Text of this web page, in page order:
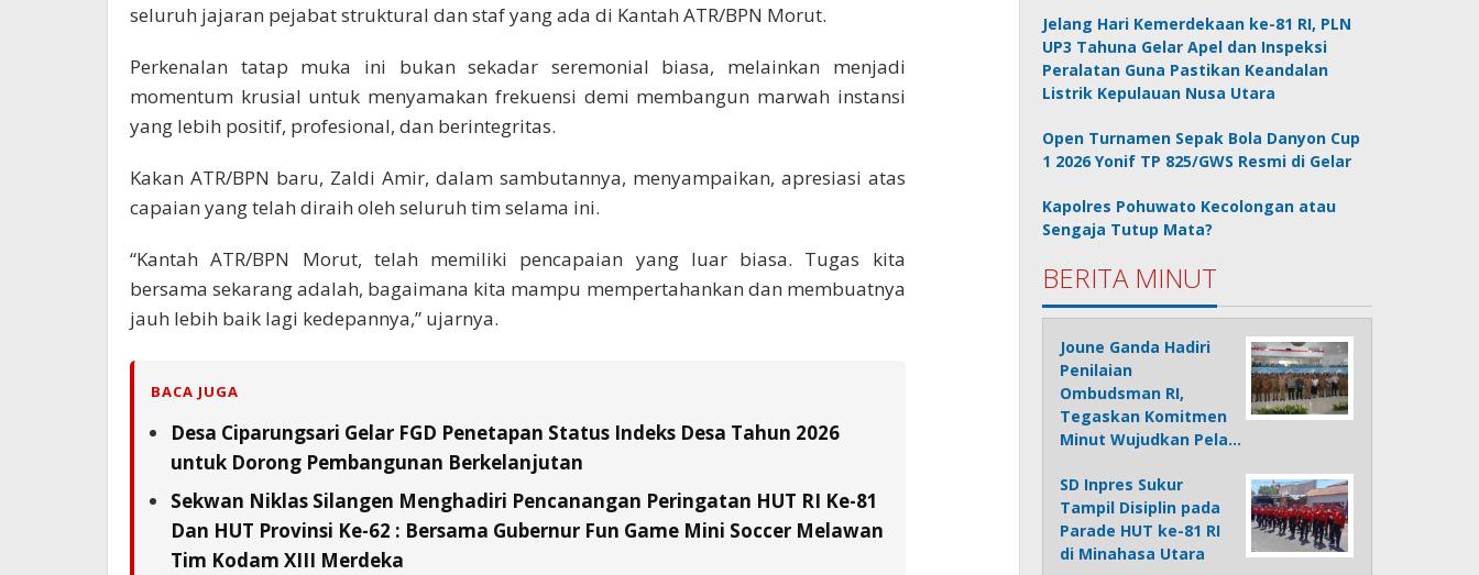
seluruh jajaran pejabat struktural dan staf yang ada di Kantah ATR/BPN Morut.
Perkenalan tatap muka ini bukan sekadar seremonial biasa, melainkan menjadi
momentum krusial untuk menyamakan frekuensi demi membangun marwah instansi
yang lebih positif, profesional, dan berintegritas.
Kakan ATR/BPN baru, Zaldi Amir, dalam sambutannya, menyampaikan, apresiasi atas
capaian yang telah diraih oleh seluruh tim selama ini.
“Kantah ATR/BPN Morut, telah memiliki pencapaian yang luar biasa. Tugas kita
bersama sekarang adalah, bagaimana kita mampu mempertahankan dan membuatnya
jauh lebih baik lagi kedepannya,” ujarnya.
BACA JUGA
Desa Ciparungsari Gelar FGD Penetapan Status Indeks Desa Tahun 2026
untuk Dorong Pembangunan Berkelanjutan
Sekwan Niklas Silangen Menghadiri Pencanangan Peringatan HUT RI Ke-81
Dan HUT Provinsi Ke-62 : Bersama Gubernur Fun Game Mini Soccer Melawan
Tim Kodam XIII Merdeka
Jelang Hari Kemerdekaan ke-81 RI, PLN
UP3 Tahuna Gelar Apel dan Inspeksi
Peralatan Guna Pastikan Keandalan
Listrik Kepulauan Nusa Utara
Open Turnamen Sepak Bola Danyon Cup
1 2026 Yonif TP 825/GWS Resmi di Gelar
Kapolres Pohuwato Kecolongan atau
Sengaja Tutup Mata?
BERITA MINUT
Joune Ganda Hadiri
Penilaian
Ombudsman RI,
Tegaskan Komitmen
Minut Wujudkan Pela…
SD Inpres Sukur
Tampil Disiplin pada
Parade HUT ke-81 RI
di Minahasa Utara